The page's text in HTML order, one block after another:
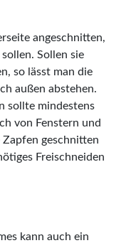
angeschnitten,
Sollen sie
so lässt man die
außen abstehen.
sollte mindestens
von Fenstern und
geschnitten
Freischneiden
kann auch ein